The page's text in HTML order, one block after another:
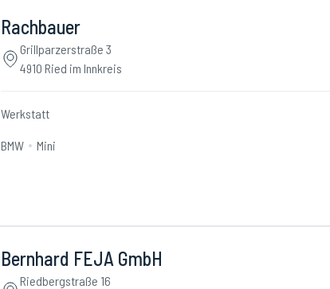
Rachbauer
Grillparzerstraße 3
4910 Ried im Innkreis
Werkstatt
BMW Mini
Bernhard FEJA GmbH
Riedbergstraße 16